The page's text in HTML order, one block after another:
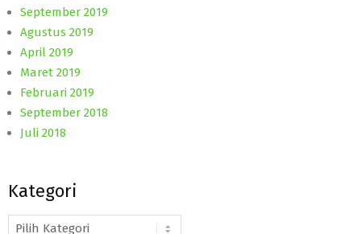
September 2019
Agustus 2019
April 2019
Maret 2019
Februari 2019
September 2018
Juli 2018
Kategori
Kategori